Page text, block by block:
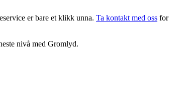
er bare et klikk unna. Ta kontakt med oss for
nivå med Gromlyd.